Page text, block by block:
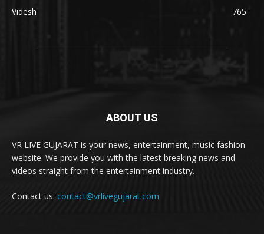
Videsh
765
ABOUT US
VR LIVE GUJARAT is your news, entertainment, music fashion
website. We provide you with the latest breaking news and
videos straight from the entertainment industry.
Contact us: contact@vrlivegujarat.com